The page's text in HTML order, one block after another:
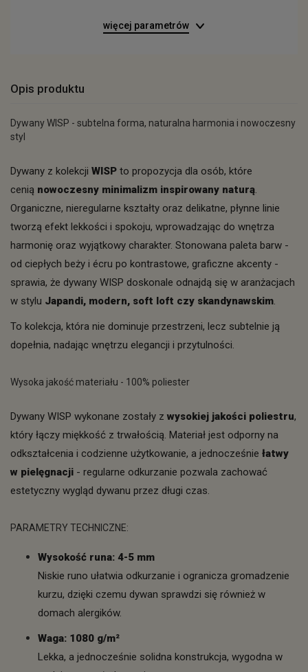
więcej parametrów
Opis produktu
Dywany WISP - subtelna forma, naturalna harmonia i nowoczesny
styl
Dywany z kolekcji WISP to propozycja dla osób, które
cenią nowoczesny minimalizm inspirowany naturą.
Organiczne, nieregularne kształty oraz delikatne, płynne linie
tworzą efekt lekkości i spokoju, wprowadzając do wnętrza
harmonię oraz wyjątkowy charakter. Stonowana paleta barw -
od ciepłych beży i écru po kontrastowe, graficzne akcenty -
sprawia, że dywany WISP doskonale odnajdą się w aranżacjach
w stylu Japandi, modern, soft loft czy skandynawskim.
To kolekcja, która nie dominuje przestrzeni, lecz subtelnie ją
dopełnia, nadając wnętrzu elegancji i przytulności.
Wysoka jakość materiału - 100% poliester
Dywany WISP wykonane zostały z wysokiej jakości poliestru,
który łączy miękkość z trwałością. Materiał jest odporny na
odkształcenia i codzienne użytkowanie, a jednocześnie łatwy
w pielęgnacji - regularne odkurzanie pozwala zachować
estetyczny wygląd dywanu przez długi czas.
PARAMETRY TECHNICZNE:
Wysokość runa: 4-5 mm
Niskie runo ułatwia odkurzanie i ogranicza gromadzenie
kurzu, dzięki czemu dywan sprawdzi się również w
domach alergików.
Waga: 1080 g/m²
Lekka, a jednocześnie solidna konstrukcja, wygodna w